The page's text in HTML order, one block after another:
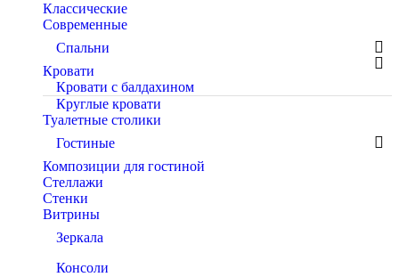
Классические
Современные
Спальни
Кровати
Кровати с балдахином
Круглые кровати
Туалетные столики
Гостиные
Композиции для гостиной
Стеллажи
Стенки
Витрины
Зеркала
Консоли